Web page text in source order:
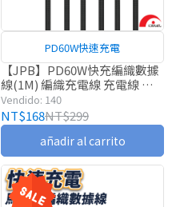
PD60W快速充電
【JPB】PD60W快充編織數據
線(1M) 編織充電線 充電線 快
充線
Vendido: 140
NT$168NT$299
añadir al carrito